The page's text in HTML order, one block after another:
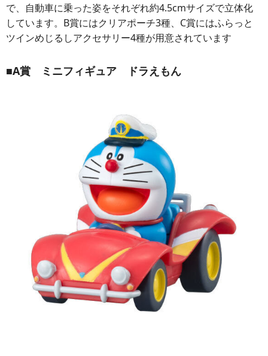
で、自動車に乗った姿をそれぞれ約4.5cmサイズで立体化
しています。B賞にはクリアポーチ3種、C賞にはふらっと
ツインめじるしアクセサリー4種が用意されています
■A賞 ミニフィギュア ドラえもん